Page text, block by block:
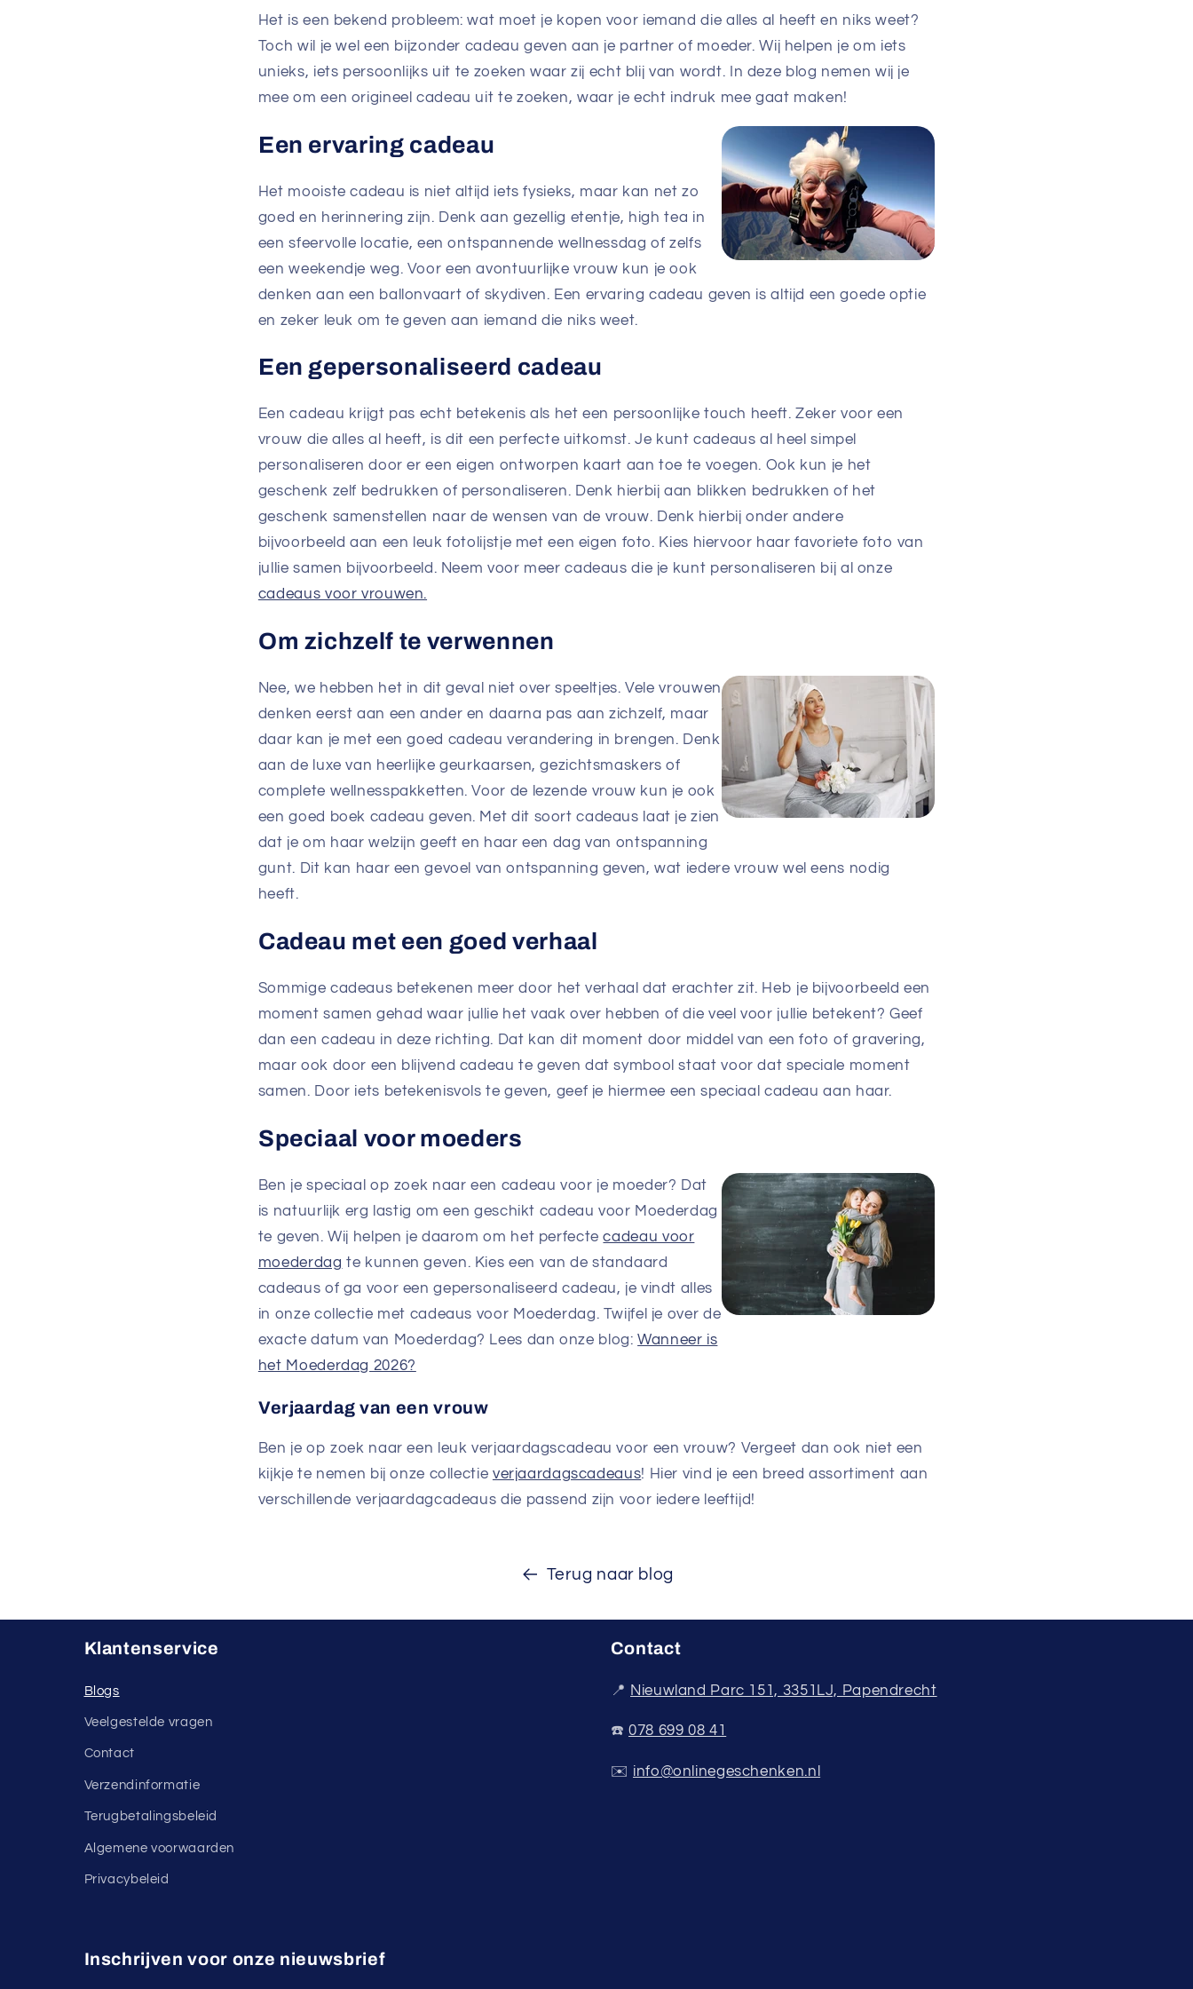
Het is een bekend probleem: wat moet je kopen voor iemand die alles al heeft en niks weet?
Toch wil je wel een bijzonder cadeau geven aan je partner of moeder. Wij helpen je om iets
unieks, iets persoonlijks uit te zoeken waar zij echt blij van wordt. In deze blog nemen wij je
mee om een origineel cadeau uit te zoeken, waar je echt indruk mee gaat maken!
Een ervaring cadeau
Het mooiste cadeau is niet altijd iets fysieks, maar kan net zo
goed en herinnering zijn. Denk aan gezellig etentje, high tea in
een sfeervolle locatie, een ontspannende wellnessdag of zelfs
een weekendje weg. Voor een avontuurlijke vrouw kun je ook
denken aan een ballonvaart of skydiven. Een ervaring cadeau geven is altijd een goede optie
en zeker leuk om te geven aan iemand die niks weet.
Een gepersonaliseerd cadeau
Een cadeau krijgt pas echt betekenis als het een persoonlijke touch heeft. Zeker voor een
vrouw die alles al heeft, is dit een perfecte uitkomst. Je kunt cadeaus al heel simpel
personaliseren door er een eigen ontworpen kaart aan toe te voegen. Ook kun je het
geschenk zelf bedrukken of personaliseren. Denk hierbij aan blikken bedrukken of het
geschenk samenstellen naar de wensen van de vrouw. Denk hierbij onder andere
bijvoorbeeld aan een leuk fotolijstje met een eigen foto. Kies hiervoor haar favoriete foto van
jullie samen bijvoorbeeld. Neem voor meer cadeaus die je kunt personaliseren bij al onze
cadeaus voor vrouwen.
Om zichzelf te verwennen
Nee, we hebben het in dit geval niet over speeltjes. Vele vrouwen
denken eerst aan een ander en daarna pas aan zichzelf, maar
daar kan je met een goed cadeau verandering in brengen. Denk
aan de luxe van heerlijke geurkaarsen, gezichtsmaskers of
complete wellnesspakketten. Voor de lezende vrouw kun je ook
een goed boek cadeau geven. Met dit soort cadeaus laat je zien
dat je om haar welzijn geeft en haar een dag van ontspanning
gunt. Dit kan haar een gevoel van ontspanning geven, wat iedere vrouw wel eens nodig
heeft.
Cadeau met een goed verhaal
Sommige cadeaus betekenen meer door het verhaal dat erachter zit. Heb je bijvoorbeeld een
moment samen gehad waar jullie het vaak over hebben of die veel voor jullie betekent? Geef
dan een cadeau in deze richting. Dat kan dit moment door middel van een foto of gravering,
maar ook door een blijvend cadeau te geven dat symbool staat voor dat speciale moment
samen. Door iets betekenisvols te geven, geef je hiermee een speciaal cadeau aan haar.
Speciaal voor moeders
Ben je speciaal op zoek naar een cadeau voor je moeder? Dat
is natuurlijk erg lastig om een geschikt cadeau voor Moederdag
te geven. Wij helpen je daarom om het perfectecadeau voor
moederdag te kunnen geven. Kies een van de standaard
cadeaus of ga voor een gepersonaliseerd cadeau, je vindt alles
in onze collectie met cadeaus voor Moederdag. Twijfel je over de
exacte datum van Moederdag? Lees dan onze blog:Wanneer is
het Moederdag 2026?
Verjaardag van een vrouw
Ben je op zoek naar een leuk verjaardagscadeau voor een vrouw? Vergeet dan ook niet een
kijkje te nemen bij onze collectie verjaardagscadeaus! Hier vind je een breed assortiment aan
verschillende verjaardagcadeaus die passend zijn voor iedere leeftijd!
Terug naar blog
Klantenservice
Blogs
Veelgestelde vragen
Contact
Verzendinformatie
Terugbetalingsbeleid
Algemene voorwaarden
Privacybeleid
Contact
📍 Nieuwland Parc 151, 3351LJ, Papendrecht
☎️078 699 08 41
✉️ info@onlinegeschenken.nl
Inschrijven voor onze nieuwsbrief